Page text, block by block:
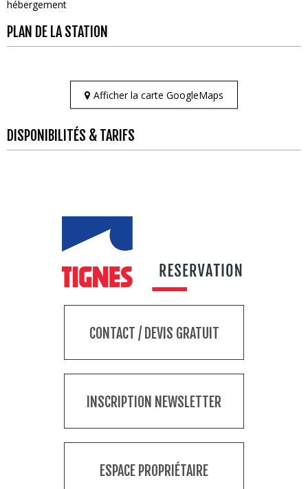
hébergement
PLAN DE LA STATION
Afficher la carte GoogleMaps
DISPONIBILITÉS & TARIFS
CONTACT / DEVIS GRATUIT
INSCRIPTION NEWSLETTER
ESPACE PROPRIÉTAIRE